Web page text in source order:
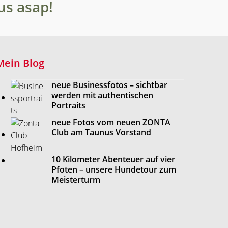
asap!
Blog
neue Businessfotos – sichtbar
werden mit authentischen
Portraits
neue Fotos vom neuen ZONTA
Club am Taunus Vorstand
10 Kilometer Abenteuer auf vier
Pfoten – unsere Hundetour zum
Meisterturm